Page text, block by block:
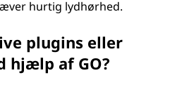
hurtig lydhørhed.
plugins eller
hjælp af GO?